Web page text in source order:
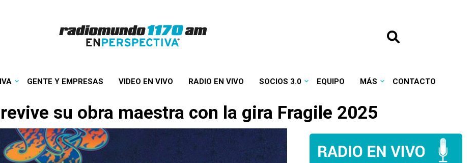
GENTE Y EMPRESAS VIDEO EN VIVO RADIO EN VIVO SOCIOS 3.0 EQUIPO MÁS CONTACTO
su obra maestra con la gira Fragile 2025